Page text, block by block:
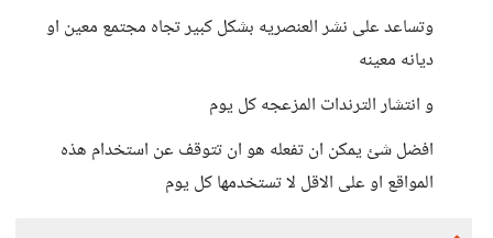
وتساعد على نشر العنصريه بشكل كبير تجاه مجتمع معين او
ديانه معينه
و انتشار الترندات المزعجه كل يوم
افضل شئ يمكن ان تفعله هو ان تتوقف عن استخدام هذه
المواقع او على الاقل لا تستخدمها كل يوم